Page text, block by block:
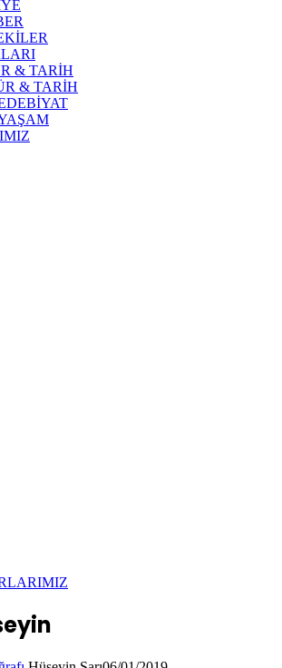
& TARİH
& TARİH